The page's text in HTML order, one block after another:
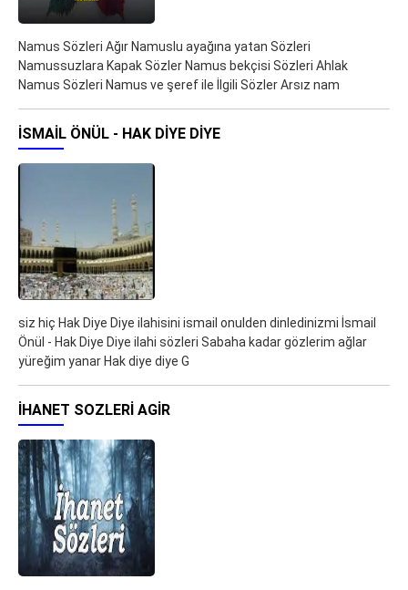
Namus Sözleri Ağır Namuslu ayağına yatan Sözleri
Namussuzlara Kapak Sözler Namus bekçisi Sözleri Ahlak
Namus Sözleri Namus ve şeref ile İlgili Sözler Arsız nam
İSMAIL ÖNÜL - HAK DIYE DIYE
siz hiç Hak Diye Diye ilahisini ismail onulden dinledinizmi İsmail
Önül - Hak Diye Diye ilahi sözleri Sabaha kadar gözlerim ağlar
yüreğim yanar Hak diye diye G
IHANET SOZLERI AGIR